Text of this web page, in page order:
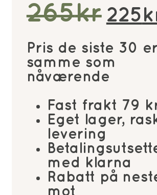
265kr
pris
var:
225
Pris de siste 30 er
samme som
nåværende
Fast frakt 79
Eget lager,
levering
med klarna
Rabatt på
mot